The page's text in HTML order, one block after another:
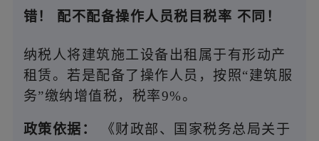
错！ 配不配备操作人员税目税率 不同！
纳税人将建筑施工设备出租属于有形动产
租赁。若是配备了操作人员，按照“建筑服
务”缴纳增值税，税率9%。
政策依据：
《财政部、国家税务总局关于